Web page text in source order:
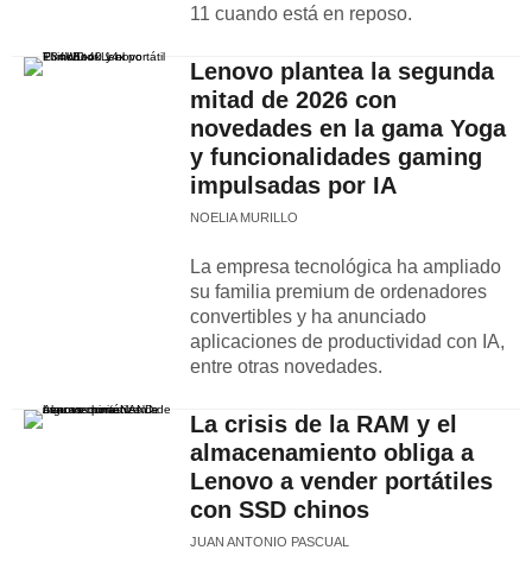
11 cuando está en reposo.
Lenovo plantea la segunda
mitad de 2026 con
novedades en la gama Yoga
y funcionalidades gaming
impulsadas por IA
NOELIA MURILLO
La empresa tecnológica ha ampliado
su familia premium de ordenadores
convertibles y ha anunciado
aplicaciones de productividad con IA,
entre otras novedades.
La crisis de la RAM y el
almacenamiento obliga a
Lenovo a vender portátiles
con SSD chinos
JUAN ANTONIO PASCUAL